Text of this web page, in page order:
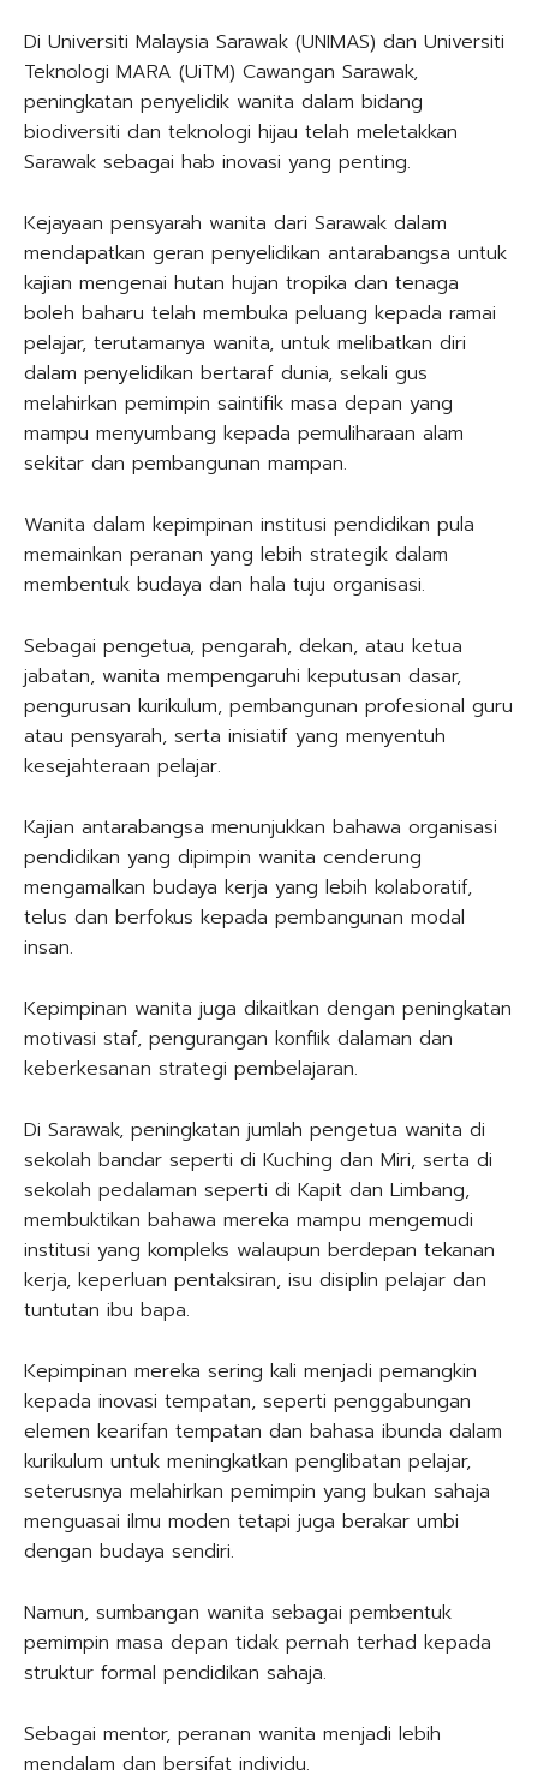
Di Universiti Malaysia Sarawak (UNIMAS) dan Universiti
Teknologi MARA (UiTM) Cawangan Sarawak,
peningkatan penyelidik wanita dalam bidang
biodiversiti dan teknologi hijau telah meletakkan
Sarawak sebagai hab inovasi yang penting.
Kejayaan pensyarah wanita dari Sarawak dalam
mendapatkan geran penyelidikan antarabangsa untuk
kajian mengenai hutan hujan tropika dan tenaga
boleh baharu telah membuka peluang kepada ramai
pelajar, terutamanya wanita, untuk melibatkan diri
dalam penyelidikan bertaraf dunia, sekali gus
melahirkan pemimpin saintifik masa depan yang
mampu menyumbang kepada pemuliharaan alam
sekitar dan pembangunan mampan.
Wanita dalam kepimpinan institusi pendidikan pula
memainkan peranan yang lebih strategik dalam
membentuk budaya dan hala tuju organisasi.
Sebagai pengetua, pengarah, dekan, atau ketua
jabatan, wanita mempengaruhi keputusan dasar,
pengurusan kurikulum, pembangunan profesional guru
atau pensyarah, serta inisiatif yang menyentuh
kesejahteraan pelajar.
Kajian antarabangsa menunjukkan bahawa organisasi
pendidikan yang dipimpin wanita cenderung
mengamalkan budaya kerja yang lebih kolaboratif,
telus dan berfokus kepada pembangunan modal
insan.
Kepimpinan wanita juga dikaitkan dengan peningkatan
motivasi staf, pengurangan konflik dalaman dan
keberkesanan strategi pembelajaran.
Di Sarawak, peningkatan jumlah pengetua wanita di
sekolah bandar seperti di Kuching dan Miri, serta di
sekolah pedalaman seperti di Kapit dan Limbang,
membuktikan bahawa mereka mampu mengemudi
institusi yang kompleks walaupun berdepan tekanan
kerja, keperluan pentaksiran, isu disiplin pelajar dan
tuntutan ibu bapa.
Kepimpinan mereka sering kali menjadi pemangkin
kepada inovasi tempatan, seperti penggabungan
elemen kearifan tempatan dan bahasa ibunda dalam
kurikulum untuk meningkatkan penglibatan pelajar,
seterusnya melahirkan pemimpin yang bukan sahaja
menguasai ilmu moden tetapi juga berakar umbi
dengan budaya sendiri.
Namun, sumbangan wanita sebagai pembentuk
pemimpin masa depan tidak pernah terhad kepada
struktur formal pendidikan sahaja.
Sebagai mentor, peranan wanita menjadi lebih
mendalam dan bersifat individu.